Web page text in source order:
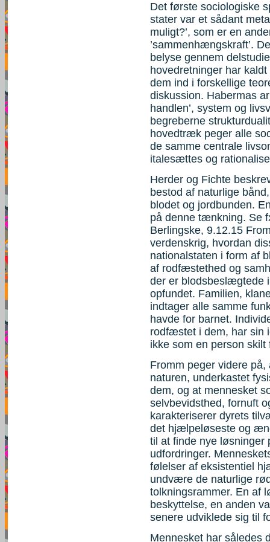
Det første sociologiske
stater var et sådant
muligt?’, som er en
’sammenhængskraft’.
belyse gennem
hovedretninger har
dem ind i forskellige
diskussion. Habermas
handlen’, system og
begreberne
hovedtræk peger alle
de samme centrale
italesættes og
Herder og Fichte
bestod af naturlige
blodet og jordbunden.
på denne tænkning. Se
Berlingske, 9.12.15
verdenskrig, hvordan
nationalstaten i form af
af rodfæstethed og
der er blodsbeslægtede
opfundet. Familien,
indtager alle samme
havde for barnet.
rodfæstet i dem, har sin
ikke som en person skilt
Fromm peger videre
naturen, underkastet
dem, og at mennesket
selvbevidsthed, fornuft
karakteriserer dyrets
det hjælpeløseste og
til at finde nye
udfordringer.
følelser af eksistentiel
undvære de naturlige
tolkningsrammer. En af
beskyttelse, en anden
senere udviklede sig til
Mennesket har således